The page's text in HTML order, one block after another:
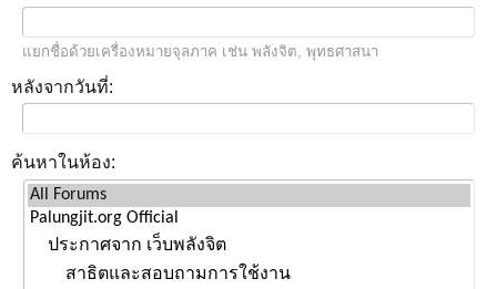
แยกชื่อด้วยเครื่องหมายจุลภาค เช่น พลังจิต, พุทธศาสนา
หลังจากวันที่:
ค้นหาในห้อง: